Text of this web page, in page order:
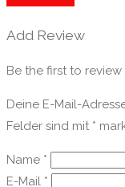
Add Review
Be the first to review
Deine E-Mail-
Felder sind mit *
Name *
E-Mail *